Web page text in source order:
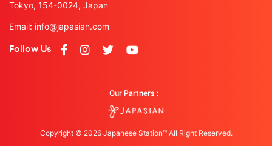
Tokyo, 154-0024, Japan
Email: info@japasian.com
Follow Us
Our Partners :
Copyright © 2026 Japanese Station™ All Right Reserved.